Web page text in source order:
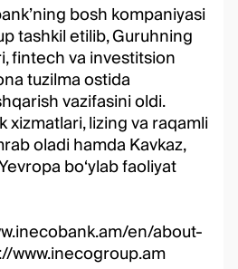
bosh kompaniyasi
tashkil etilib, Guruhning
fintech va investitsion
tuzilma ostida
vazifasini oldi.
lizing va raqamli
oladi hamda Kavkaz,
bo‘ylab faoliyat
en/about-
www.inecogroup.am